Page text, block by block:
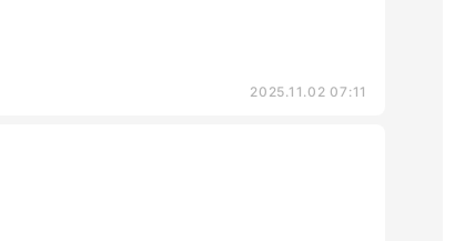
2025.11.02 07:11